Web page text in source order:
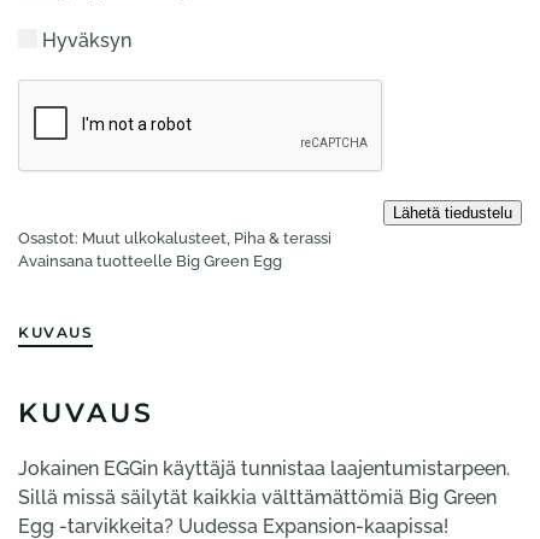
Hyväksyn
Osastot: Muut ulko­kalusteet Piha & terassi
Avainsana tuotteelle Big Green Egg
KUVAUS
KUVAUS
Jokainen EGGin käyttäjä tunnistaa laajentumistarpeen.
Sillä missä säilytät kaikkia välttämättömiä Big Green
Egg -tarvikkeita? Uudessa Expansion-kaapissa!